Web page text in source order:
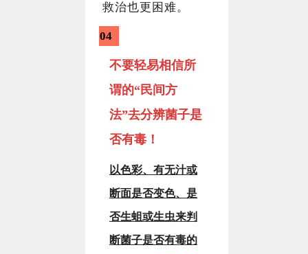
救治也更困难。
04
不要轻易相信所
谓的“民间方
法”去分辨菌子是
否有毒！
以色彩、有无汁或
断面是否变色、是
否生蛆或生虫来判
断菌子是否有毒的